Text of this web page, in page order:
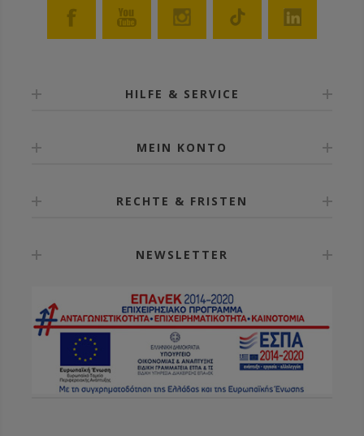
HILFE & SERVICE
MEIN KONTO
RECHTE & FRISTEN
NEWSLETTER